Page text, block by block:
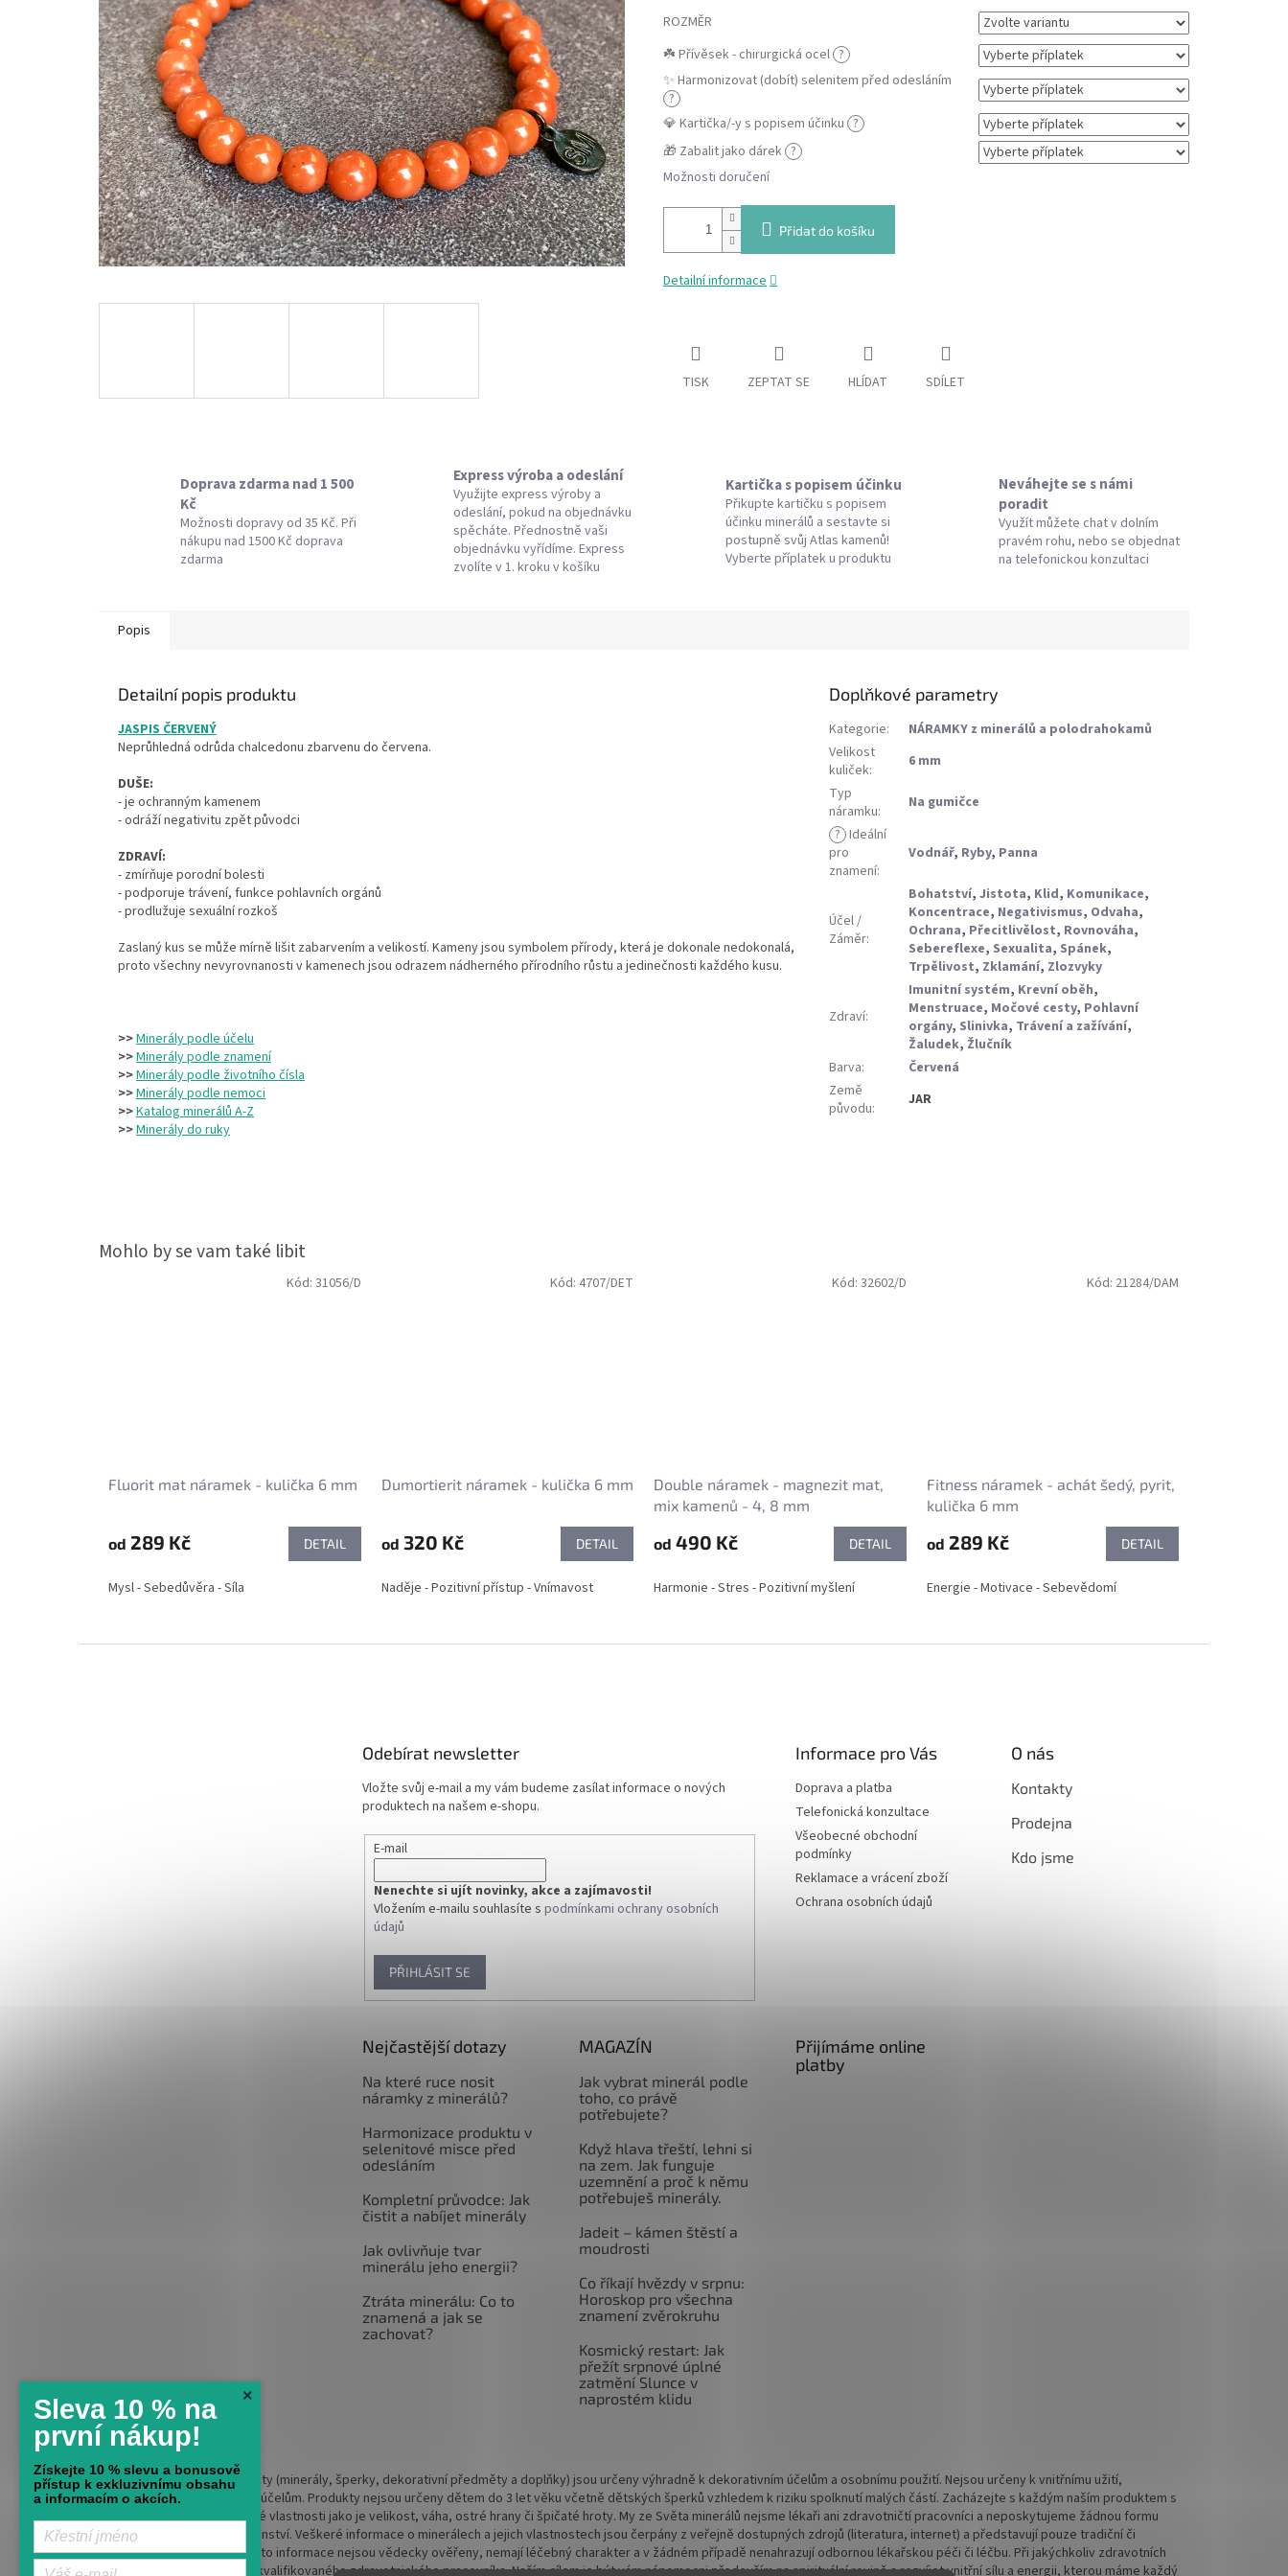
ROZMĚR
☘️ Přívěsek - chirurgická ocel ?
✨ Harmonizovat (dobít) selenitem před odesláním
?
💎 Kartička/-y s popisem účinku ?
🎁 Zabalit jako dárek ?
Možnosti doručení
Přidat do košíku
Detailní informace
TISK ZEPTAT SE HLÍDAT SDÍLET
Doprava zdarma nad 1 500
Kč
Možnosti dopravy od 35 Kč. Při
nákupu nad 1500 Kč doprava
zdarma
Express výroba a odeslání
Využijte express výroby a
odeslání, pokud na objednávku
spěcháte. Přednostně vaši
objednávku vyřídíme. Express
zvolíte v 1. kroku v košíku
Kartička s popisem účinku
Přikupte kartičku s popisem
účinku minerálů a sestavte si
postupně svůj Atlas kamenů!
Vyberte příplatek u produktu
Neváhejte se s námi
poradit
Využít můžete chat v dolním
pravém rohu, nebo se objednat
na telefonickou konzultaci
Popis
Detailní popis produktu
JASPIS ČERVENÝ
Neprůhledná odrůda chalcedonu zbarvenu do červena.
DUŠE:
- je ochranným kamenem
- odráží negativitu zpět původci
ZDRAVÍ:
- zmírňuje porodní bolesti
- podporuje trávení, funkce pohlavních orgánů
- prodlužuje sexuální rozkoš
Zaslaný kus se může mírně lišit zabarvením a velikostí. Kameny jsou symbolem přírody, která je dokonale nedokonalá,
proto všechny nevyrovnanosti v kamenech jsou odrazem nádherného přírodního růstu a jedinečnosti každého kusu.
>>Minerály podle účelu
>>Minerály podle znamení
>>Minerály podle životního čísla
>>Minerály podle nemoci
>>Katalog minerálů A-Z
>>Minerály do ruky
Doplňkové parametry
Kategorie:
NÁRAMKY z minerálů a polodrahokamů
Velikost
kuliček:
6 mm
Typ
náramku:
Na gumičce
? Ideální
pro
znamení:
Vodnář, Ryby, Panna
Účel /
Záměr:
Bohatství,Jistota, Klid, Komunikace,
Koncentrace, Negativismus, Odvaha,
Ochrana, Přecitlivělost, Rovnováha,
Sebereflexe, Sexualita, Spánek,
Trpělivost, Zklamání, Zlozvyky
Zdraví:
Imunitní systém, Krevní oběh,
Menstruace, Močové cesty, Pohlavní
orgány, Slinivka, Trávení a zažívání,
Žaludek, Žlučník
Barva:
Červená
Země
původu: JAR
Fluorit mat náramek - kulička 6 mm
od 289 Kč DETAIL
Mysl - Sebedůvěra - Síla
Kód: 31056/D
Dumortierit náramek - kulička 6 mm
od 320 Kč DETAIL
Naděje - Pozitivní přístup - Vnímavost
Kód: 4707/DET
Double náramek - magnezit mat,
mix kamenů - 4, 8 mm
od 490 Kč DETAIL
Harmonie - Stres - Pozitivní myšlení
Kód: 32602/D
Fitness náramek - achát šedý, pyrit,
kulička 6 mm
od 289 Kč DETAIL
Energie - Motivace - Sebevědomí
Kód: 21284/DAM
Odebírat newsletter
Vložte svůj e-mail a my vám budeme zasílat informace o nových
produktech na našem e-shopu.
E-mail
Nenechte si ujít novinky, akce a zajímavosti!
Vložením e-mailu souhlasíte s podmínkami ochrany osobních
údajů
PŘIHLÁSIT SE
Informace pro Vás
Doprava a platba
Telefonická konzultace
Všeobecné obchodní
podmínky
Reklamace a vrácení zboží
Ochrana osobních údajů
O nás
Kontakty
Prodejna
Kdo jsme
Nejčastější dotazy
Na které ruce nosit
náramky z minerálů?
Harmonizace produktu v
selenitové misce před
odesláním
Kompletní průvodce: Jak
čistit a nabíjet minerály
Jak ovlivňuje tvar
minerálu jeho energii?
Ztráta minerálu: Co to
znamená a jak se
zachovat?
MAGAZÍN
Jak vybrat minerál podle
toho, co právě
potřebujete?
Když hlava třeští, lehni si
na zem. Jak funguje
uzemnění a proč k němu
potřebuješ minerály.
Jadeit – kámen štěstí a
moudrosti
Co říkají hvězdy v srpnu:
Horoskop pro všechna
znamení zvěrokruhu
Kosmický restart: Jak
přežít srpnové úplné
zatmění Slunce v
naprostém klidu
Přijímáme online
platby
Upozornění:Naše produkty (minerály, šperky, dekorativní předměty a doplňky) jsou určeny výhradně k dekorativním účelům a osobnímu použití. Nejsou určeny k vnitřnímu užití,
konzumaci ani k léčebným účelům. Produkty nejsou určeny dětem do 3 let věku včetně dětských šperků vzhledem k riziku spolknutí malých částí. Zacházejte s každým naším produktem s
ohledem na jeho specifické vlastnosti jako je velikost, váha, ostré hrany či špičaté hroty. My ze Světa minerálů nejsme lékaři ani zdravotničtí pracovníci a neposkytujeme žádnou formu
lékařské pomoci či poradenství. Veškeré informace o minerálech a jejich vlastnostech jsou čerpány z veřejně dostupných zdrojů (literatura, internet) a představují pouze tradiční či
spirituální přesvědčení. Tyto informace nejsou vědecky ověřeny, nemají léčebný charakter a v žádném případě nenahrazují odbornou lékařskou péči či léčbu. Při jakýchkoliv zdravotních
obtížích vždy kontaktujte kvalifikovaného zdravotnického pracovníka. Naším cílem je být vám nápomocni především na spirituální rovině a rozvíjet vnitřní sílu a energii, kterou máme každý
×
Sleva 10 % na
první nákup!
Získejte 10 % slevu a bonusově
přístup k exkluzivnímu obsahu
a informacím o akcích.